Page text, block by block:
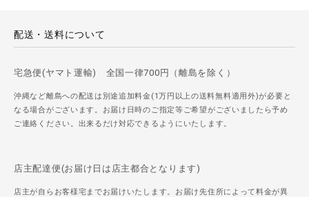
配送・送料について
宅急便(ヤマト運輸) 全国一律700円（離島を除く）
沖縄など離島への配送は別途追加料金(1万円以上の送料無料適用外)が必要と
なる場合がございます。お届け日時のご指定等ご希望がございましたら予め
ご連絡ください。出来るだけ対応できるようにいたします。
店主配達便(お届け日は店主都合となります)
店主が自らお客様宅までお届けいたします。お届け先住所によって料金が異